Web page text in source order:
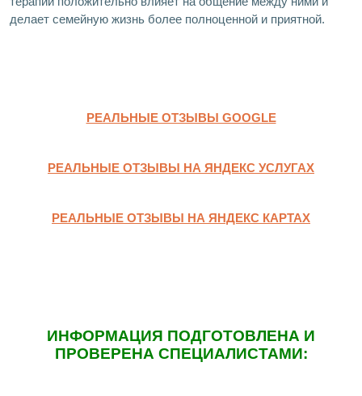
делает семейную жизнь более полноценной и приятной.
РЕАЛЬНЫЕ ОТЗЫВЫ GOOGLE
РЕАЛЬНЫЕ ОТЗЫВЫ НА ЯНДЕКС УСЛУГАХ
РЕАЛЬНЫЕ ОТЗЫВЫ НА ЯНДЕКС КАРТАХ
ИНФОРМАЦИЯ ПОДГОТОВЛЕНА И
ПРОВЕРЕНА СПЕЦИАЛИСТАМИ: